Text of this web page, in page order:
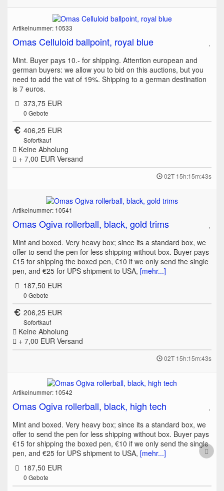
Artikelnummer: 10533
Omas Celluloid ballpoint, royal blue
Mint. Buyer pays 10.- for shipping. Attention european and
german buyers: we allow you to bid on this auctions, but you
need to add the vat of 19%. Shipping to a german destination
is 7 euros.
373,75 EUR
0 Gebote
406,25 EUR
Sofortkauf
Keine Abholung
+ 7,00 EUR Versand
02T 15h:15m:43s
Artikelnummer: 10541
Omas Ogiva rollerball, black, gold trims
Mint and boxed. Very heavy box; since its a standard box, we
offer to send the pen for less shipping without box. Buyer pays
€15 for shipping the boxed pen, €10 if we only send the single
pen, and €25 for UPS shipment to USA, [mehr...]
187,50 EUR
0 Gebote
206,25 EUR
Sofortkauf
Keine Abholung
+ 7,00 EUR Versand
02T 15h:15m:43s
Artikelnummer: 10542
Omas Ogiva rollerball, black, high tech
Mint and boxed. Very heavy box; since its a standard box, we
offer to send the pen for less shipping without box. Buyer pays
€15 for shipping the boxed pen, €10 if we only send the single
pen, and €25 for UPS shipment to USA, [mehr...]
187,50 EUR
0 Gebote